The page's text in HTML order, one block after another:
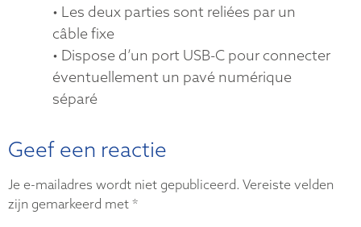
• Les deux parties sont reliées par un
câble fixe
• Dispose d’un port USB-C pour connecter
éventuellement un pavé numérique
séparé
Geef een reactie
Je e-mailadres wordt niet gepubliceerd. Vereiste velden
zijn gemarkeerd met *